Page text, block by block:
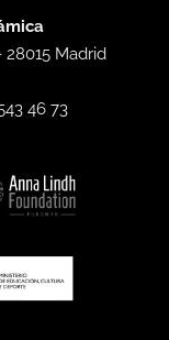
28015 Madrid
46 73